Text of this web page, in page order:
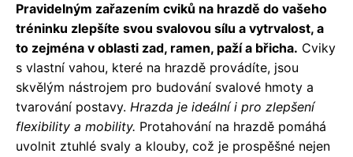
Pravidelným zařazením cviků na hrazdě do vašeho
tréninku zlepšíte svou svalovou sílu a vytrvalost, a
to zejména v oblasti zad, ramen, paží a břicha. Cviky
s vlastní vahou, které na hrazdě provádíte, jsou
skvělým nástrojem pro budování svalové hmoty a
tvarování postavy. Hrazda je ideální i pro zlepšení
flexibility a mobility. Protahování na hrazdě pomáhá
uvolnit ztuhlé svaly a klouby, což je prospěšné nejen